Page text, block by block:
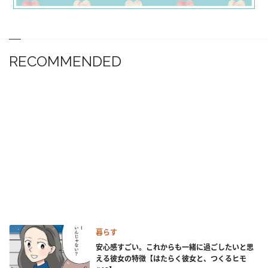
RECOMMENDED
暮らす
安心感すごい。これからも一緒に過ごしたいと思
える彼女の特徴【はたらく彼女と、つくるヒモ